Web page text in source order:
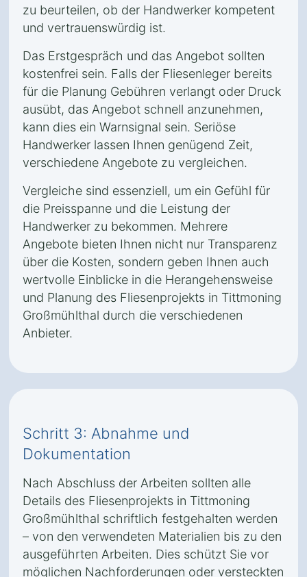
zu beurteilen, ob der Handwerker kompetent
und vertrauenswürdig ist.
Das Erstgespräch und das Angebot sollten
kostenfrei sein. Falls der Fliesenleger bereits
für die Planung Gebühren verlangt oder Druck
ausübt, das Angebot schnell anzunehmen,
kann dies ein Warnsignal sein. Seriöse
Handwerker lassen Ihnen genügend Zeit,
verschiedene Angebote zu vergleichen.
Vergleiche sind essenziell, um ein Gefühl für
die Preisspanne und die Leistung der
Handwerker zu bekommen. Mehrere
Angebote bieten Ihnen nicht nur Transparenz
über die Kosten, sondern geben Ihnen auch
wertvolle Einblicke in die Herangehensweise
und Planung des Fliesenprojekts in Tittmoning
Großmühlthal durch die verschiedenen
Anbieter.
Schritt 3: Abnahme und
Dokumentation
Nach Abschluss der Arbeiten sollten alle
Details des Fliesenprojekts in Tittmoning
Großmühlthal schriftlich festgehalten werden
– von den verwendeten Materialien bis zu den
ausgeführten Arbeiten. Dies schützt Sie vor
möglichen Nachforderungen oder versteckten